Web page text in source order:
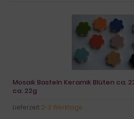
Mosaik Basteln Keramik Blüten ca.
ca. 22g
Lieferzeit:2-3 Werktage